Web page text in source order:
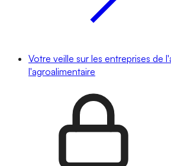
Votre veille sur les entreprises de
l'agroalimentaire